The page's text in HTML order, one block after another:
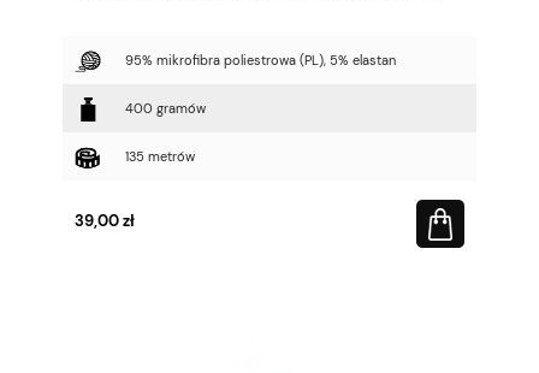
95% mikrofibra poliestrowa (PL), 5% elastan
400 gramów
135 metrów
39,00 zł